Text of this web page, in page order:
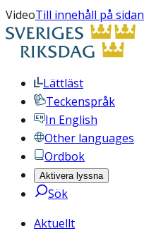
VideoTill innehåll på sidan
Lättläst
Teckenspråk
In English
Other languages
Ordbok
Aktivera lyssna
Sök
Aktuellt